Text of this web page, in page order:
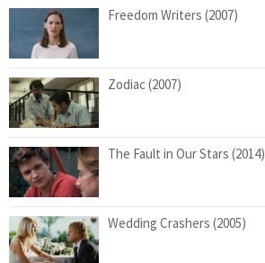
Freedom Writers (2007)
Zodiac (2007)
The Fault in Our Stars (2014)
Wedding Crashers (2005)